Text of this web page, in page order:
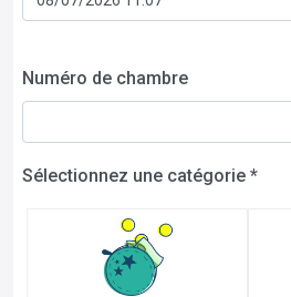
Numéro de chambre
Sélectionnez une catégorie *